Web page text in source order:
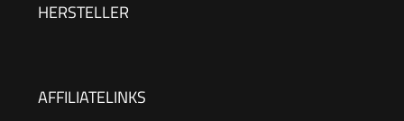
HERSTELLER
AFFILIATELINKS